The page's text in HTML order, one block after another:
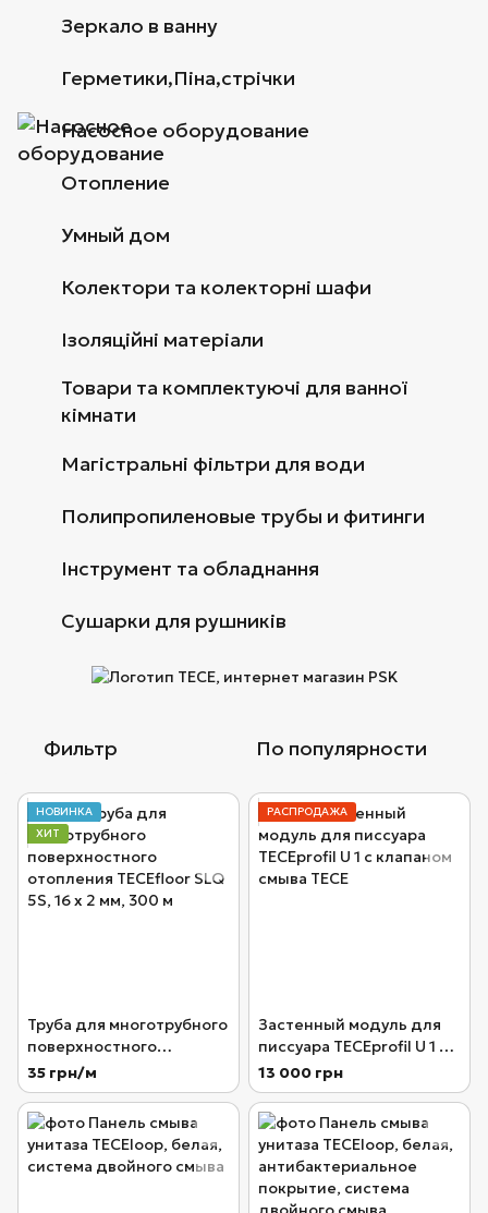
Зеркало в ванну
Герметики,Піна,стрічки
Насосное оборудование
Отопление
Умный дом
Колектори та колекторні шафи
Ізоляційні матеріали
Товари та комплектуючі для ванної
кімнати
Магістральні фільтри для води
Полипропиленовые трубы и фитинги
Інструмент та обладнання
Сушарки для рушників
Фильтр По популярности
НОВИНКА
ХИТ
Труба для многотрубного
поверхностного
отопления TECEfloor SLQ
5S, 16 x 2 мм, 300 м
35 грн/м
РАСПРОДАЖА
Застенный модуль для
писсуара TECEprofil U 1 с
клапаном смыва TECE
13 000 грн